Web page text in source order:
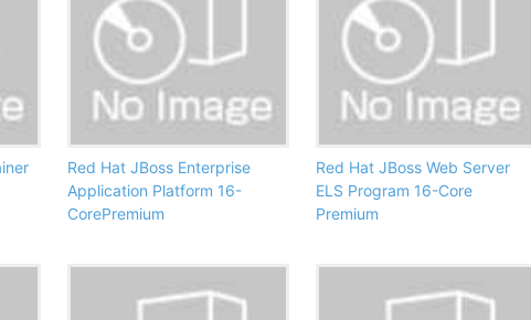
Red Hat JBoss Enterprise
Application Platform 16-
CorePremium
Red Hat JBoss Web Server
ELS Program 16-Core
Premium